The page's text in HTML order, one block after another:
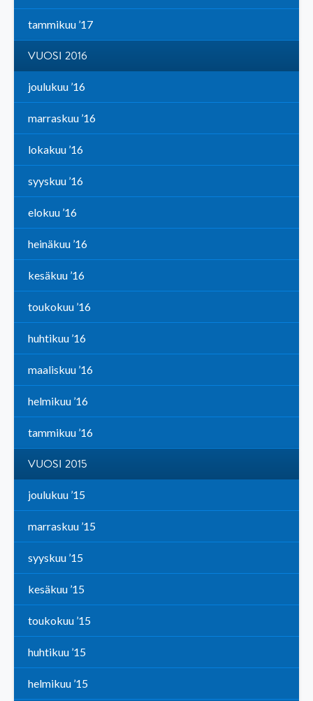
tammikuu ’17
VUOSI 2016
joulukuu ’16
marraskuu ’16
lokakuu ’16
syyskuu ’16
elokuu ’16
heinäkuu ’16
kesäkuu ’16
toukokuu ’16
huhtikuu ’16
maaliskuu ’16
helmikuu ’16
tammikuu ’16
VUOSI 2015
joulukuu ’15
marraskuu ’15
syyskuu ’15
kesäkuu ’15
toukokuu ’15
huhtikuu ’15
helmikuu ’15